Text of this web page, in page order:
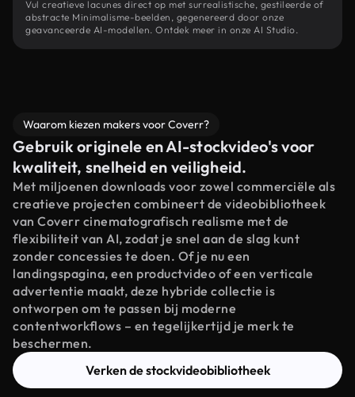
Vul creatieve lacunes direct op met surrealistische, gestileerde of
abstracte Minimalisme-beelden, gegenereerd door onze
geavanceerde AI-modellen. Ontdek meer in onze AI Studio.
Waarom kiezen makers voor Coverr?
Gebruik originele en AI-stockvideo's voor
kwaliteit, snelheid en veiligheid.
Met miljoenen downloads voor zowel commerciële als
creatieve projecten combineert de videobibliotheek
van Coverr cinematografisch realisme met de
flexibiliteit van AI, zodat je snel aan de slag kunt
zonder concessies te doen. Of je nu een
landingspagina, een productvideo of een verticale
advertentie maakt, deze hybride collectie is
ontworpen om te passen bij moderne
contentworkflows – en tegelijkertijd je merk te
beschermen.
Verken de stockvideobibliotheek